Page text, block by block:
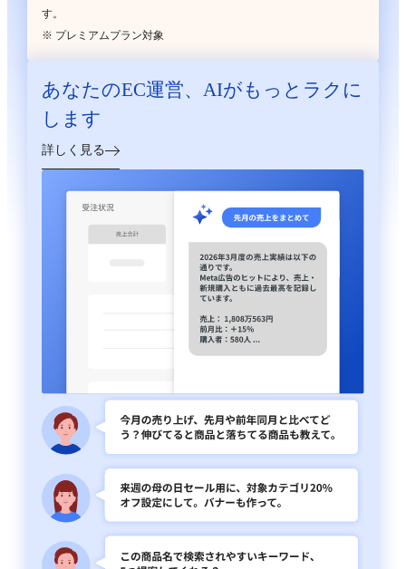
す。
※ プレミアムプラン対象
あなたのEC運営、 AIがもっとラクに
します
詳しく見る